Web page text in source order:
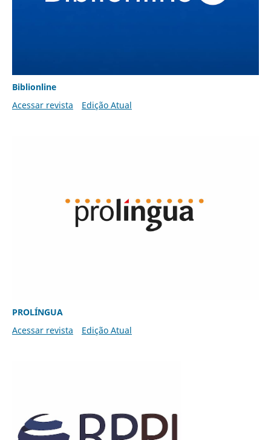
Biblionline
Acessar revista
Edição Atual
PROLÍNGUA
Acessar revista
Edição Atual